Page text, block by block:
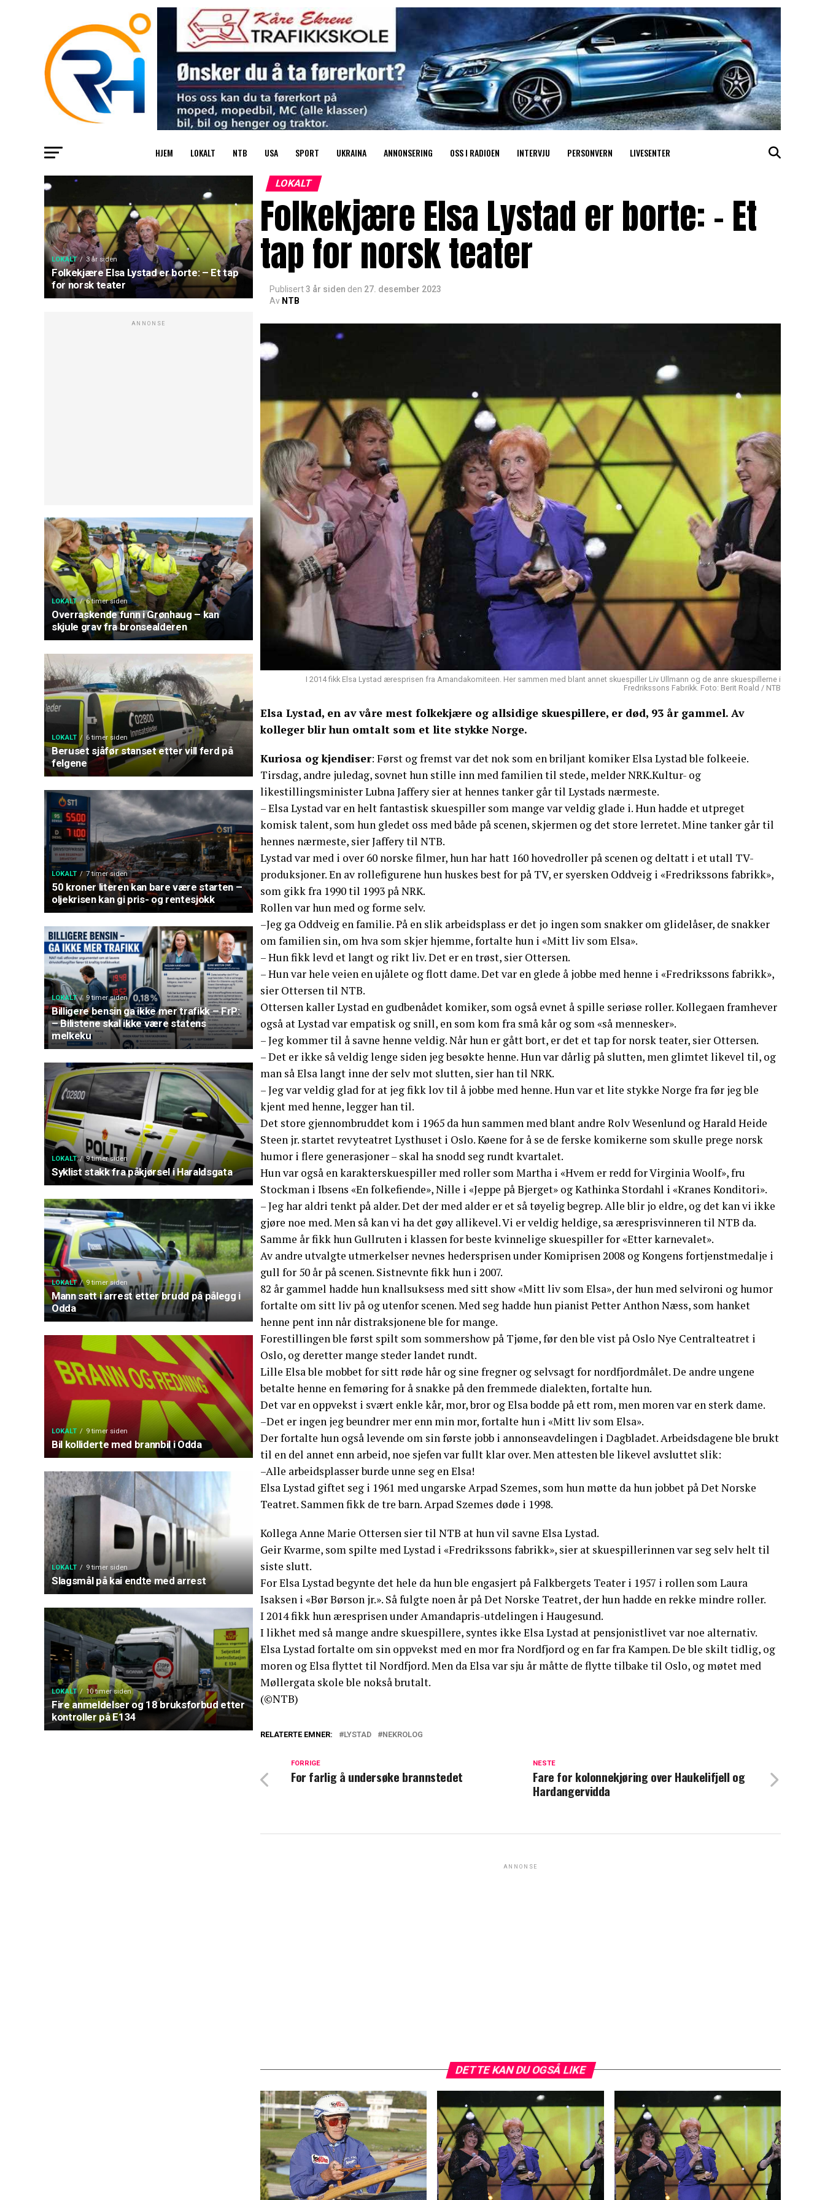
HJEM LOKALT NTB USA SPORT UKRAINA ANNONSERING OSS I RADIOEN INTERVJU PERSONVERN LIVESENTER
LOKALT 3 år siden
Folkekjære Elsa Lystad er borte: – Et tap
for norsk teater
ANNONSE
LOKALT 6 timer siden
Overraskende funn i Grønhaug – kan
skjule grav fra bronsealderen
LOKALT 6 timer siden
Beruset sjåfør stanset etter vill ferd på
felgene
LOKALT 7 timer siden
50 kroner literen kan bare være starten –
oljekrisen kan gi pris- og rentesjokk
LOKALT 9 timer siden
Billigere bensin ga ikke mer trafikk – FrP:
– Bilistene skal ikke være statens
melkeku
LOKALT 9 timer siden
Syklist stakk fra påkjørsel i Haraldsgata
LOKALT 9 timer siden
Mann satt i arrest etter brudd på pålegg i
Odda
LOKALT 9 timer siden
Bil kolliderte med brannbil i Odda
LOKALT 9 timer siden
Slagsmål på kai endte med arrest
LOKALT 10 timer siden
Fire anmeldelser og 18 bruksforbud etter
kontroller på E134
LOKALT
Folkekjære Elsa Lystad er borte: – Et
tap for norsk teater
Publisert3 år siden den 27. desember 2023
Av NTB
I 2014 fikk Elsa Lystad æresprisen fra Amandakomiteen. Her sammen med blant annet skuespiller Liv Ullmann og de anre skuespillerne i
Fredrikssons Fabrikk. Foto: Berit Roald / NTB
Elsa Lystad, en av våre mest folkekjære og allsidige skuespillere, er død, 93 år gammel. Av
kolleger blir hun omtalt som et lite stykke Norge.
Kuriosa og kjendiser: Først og fremst var det nok som en briljant komiker Elsa Lystad ble folkeeie.
Tirsdag, andre juledag, sovnet hun stille inn med familien til stede, melder NRK.Kultur- og
likestillingsminister Lubna Jaffery sier at hennes tanker går til Lystads nærmeste.
– Elsa Lystad var en helt fantastisk skuespiller som mange var veldig glade i. Hun hadde et utpreget
komisk talent, som hun gledet oss med både på scenen, skjermen og det store lerretet. Mine tanker går til
hennes nærmeste, sier Jaffery til NTB.
Lystad var med i over 60 norske filmer, hun har hatt 160 hovedroller på scenen og deltatt i et utall TV-
produksjoner. En av rollefigurene hun huskes best for på TV, er syersken Oddveig i «Fredrikssons fabrikk»,
som gikk fra 1990 til 1993 på NRK.
Rollen var hun med og forme selv.
–Jeg ga Oddveig en familie. På en slik arbeidsplass er det jo ingen som snakker om glidelåser, de snakker
om familien sin, om hva som skjer hjemme, fortalte hun i «Mitt liv som Elsa».
– Hun fikk levd et langt og rikt liv. Det er en trøst, sier Ottersen.
– Hun var hele veien en ujålete og flott dame. Det var en glede å jobbe med henne i «Fredrikssons fabrikk»,
sier Ottersen til NTB.
Ottersen kaller Lystad en gudbenådet komiker, som også evnet å spille seriøse roller. Kollegaen framhever
også at Lystad var empatisk og snill, en som kom fra små kår og som «så mennesker».
– Jeg kommer til å savne henne veldig. Når hun er gått bort, er det et tap for norsk teater, sier Ottersen.
– Det er ikke så veldig lenge siden jeg besøkte henne. Hun var dårlig på slutten, men glimtet likevel til, og
man så Elsa langt inne der selv mot slutten, sier han til NRK.
– Jeg var veldig glad for at jeg fikk lov til å jobbe med henne. Hun var et lite stykke Norge fra før jeg ble
kjent med henne, legger han til.
Det store gjennombruddet kom i 1965 da hun sammen med blant andre Rolv Wesenlund og Harald Heide
Steen jr. startet revyteatret Lysthuset i Oslo. Køene for å se de ferske komikerne som skulle prege norsk
humor i flere generasjoner – skal ha snodd seg rundt kvartalet.
Hun var også en karakterskuespiller med roller som Martha i «Hvem er redd for Virginia Woolf», fru
Stockman i Ibsens «En folkefiende», Nille i «Jeppe på Bjerget» og Kathinka Stordahl i «Kranes Konditori».
– Jeg har aldri tenkt på alder. Det der med alder er et så tøyelig begrep. Alle blir jo eldre, og det kan vi ikke
gjøre noe med. Men så kan vi ha det gøy allikevel. Vi er veldig heldige, sa æresprisvinneren til NTB da.
Samme år fikk hun Gullruten i klassen for beste kvinnelige skuespiller for «Etter karnevalet».
Av andre utvalgte utmerkelser nevnes hedersprisen under Komiprisen 2008 og Kongens fortjenstmedalje i
gull for 50 år på scenen. Sistnevnte fikk hun i 2007.
82 år gammel hadde hun knallsuksess med sitt show «Mitt liv som Elsa», der hun med selvironi og humor
fortalte om sitt liv på og utenfor scenen. Med seg hadde hun pianist Petter Anthon Næss, som hanket
henne pent inn når distraksjonene ble for mange.
Forestillingen ble først spilt som sommershow på Tjøme, før den ble vist på Oslo Nye Centralteatret i
Oslo, og deretter mange steder landet rundt.
Lille Elsa ble mobbet for sitt røde hår og sine fregner og selvsagt for nordfjordmålet. De andre ungene
betalte henne en femøring for å snakke på den fremmede dialekten, fortalte hun.
Det var en oppvekst i svært enkle kår, mor, bror og Elsa bodde på ett rom, men moren var en sterk dame.
–Det er ingen jeg beundrer mer enn min mor, fortalte hun i «Mitt liv som Elsa».
Der fortalte hun også levende om sin første jobb i annonseavdelingen i Dagbladet. Arbeidsdagene ble brukt
til en del annet enn arbeid, noe sjefen var fullt klar over. Men attesten ble likevel avsluttet slik:
–Alle arbeidsplasser burde unne seg en Elsa!
Elsa Lystad giftet seg i 1961 med ungarske Arpad Szemes, som hun møtte da hun jobbet på Det Norske
Teatret. Sammen fikk de tre barn. Arpad Szemes døde i 1998.
Kollega Anne Marie Ottersen sier til NTB at hun vil savne Elsa Lystad.
Geir Kvarme, som spilte med Lystad i «Fredrikssons fabrikk», sier at skuespillerinnen var seg selv helt til
siste slutt.
For Elsa Lystad begynte det hele da hun ble engasjert på Falkbergets Teater i 1957 i rollen som Laura
Isaksen i «Bør Børson jr.». Så fulgte noen år på Det Norske Teatret, der hun hadde en rekke mindre roller.
I 2014 fikk hun æresprisen under Amandapris-utdelingen i Haugesund.
I likhet med så mange andre skuespillere, syntes ikke Elsa Lystad at pensjonistlivet var noe alternativ.
Elsa Lystad fortalte om sin oppvekst med en mor fra Nordfjord og en far fra Kampen. De ble skilt tidlig, og
moren og Elsa flyttet til Nordfjord. Men da Elsa var sju år måtte de flytte tilbake til Oslo, og møtet med
Møllergata skole ble nokså brutalt.
(©NTB)
RELATERTE EMNER: LYSTAD NEKROLOG
NESTE
Fare for kolonnekjøring over Haukelifjell og
Hardangervidda
FORRIGE
For farlig å undersøke brannstedet
ANNONSE
DETTE KAN DU OGSÅ LIKE